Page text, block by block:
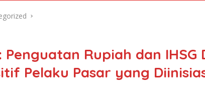
Penguatan Rupiah dan
Pelaku Pasar yang